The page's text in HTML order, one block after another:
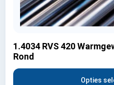
1.4034 RVS 420
Rond
Opties